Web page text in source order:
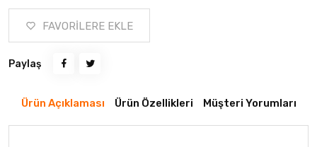
FAVORİLERE EKLE
Paylaş
Ürün Açıklaması Ürün Özellikleri Müşteri Yorumları